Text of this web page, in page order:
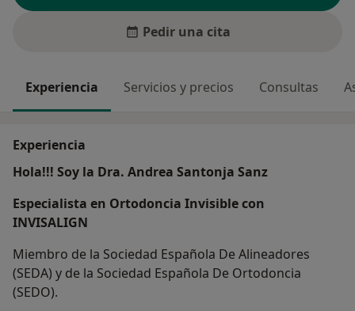
Pedir una cita
Experiencia Servicios y precios Consultas
Experiencia
Hola!!! Soy la Dra. Andrea Santonja Sanz
Especialista en Ortodoncia Invisible con
INVISALIGN
Miembro de la Sociedad Española De Alineadores
(SEDA) y de la Sociedad Española De Ortodoncia
(SEDO).